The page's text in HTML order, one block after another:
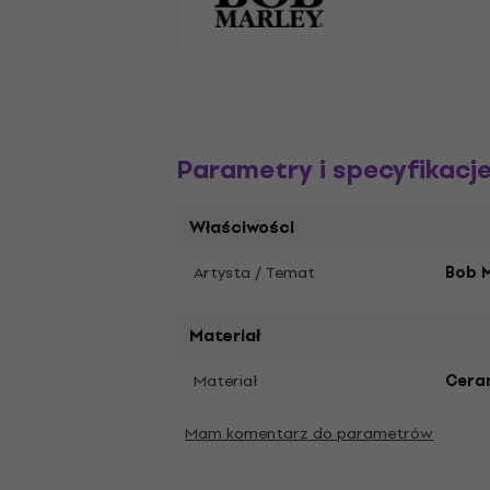
Parametry i specyfikacje
Właściwości
Artysta / Temat Bob
Materiał
Materiał
Mam komentarz do parametrów